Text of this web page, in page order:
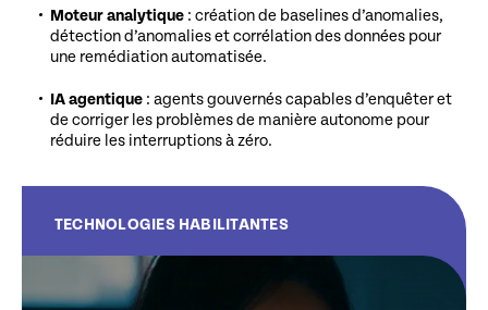
Moteur analytique : création de baselines d’anomalies,
détection d’anomalies et corrélation des données pour
une remédiation automatisée.
IA agentique : agents gouvernés capables d’enquêter et
de corriger les problèmes de manière autonome pour
réduire les interruptions à zéro.
TECHNOLOGIES HABILITANTES